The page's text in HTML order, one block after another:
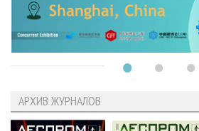
АРХИВ ЖУРНАЛОВ